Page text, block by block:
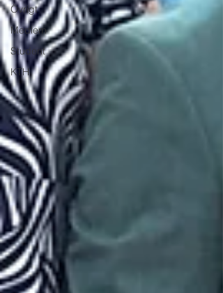
Övrigt
Medlem
Student
KTH